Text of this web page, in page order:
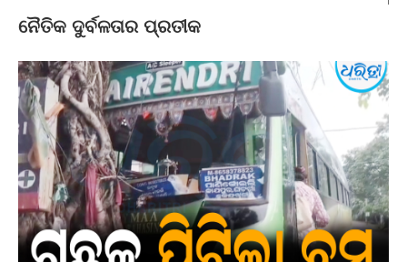
ନୈତିକ ଦୁର୍ବଳତାର ପ୍ରତୀକ